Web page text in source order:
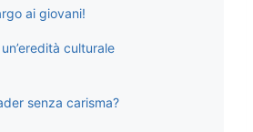
ai giovani!
culturale
senza carisma?